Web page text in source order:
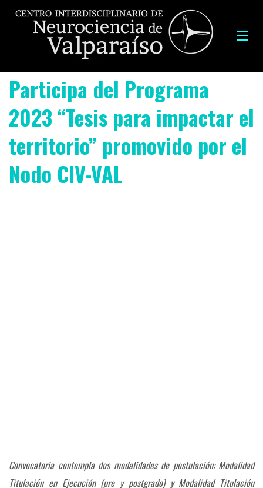
Participa del Programa
2023 “Tesis para impactar el
territorio” promovido por el
Nodo CIV-VAL
Convocatoria contempla dos modalidades de postulación: Modalidad
Titulación en Ejecución (pre y postgrado) y Modalidad Titulación